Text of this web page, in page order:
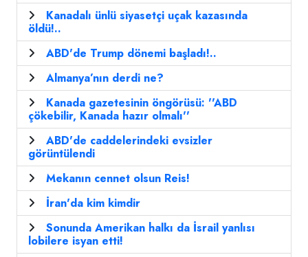
Kanadalı ünlü siyasetçi uçak kazasında
öldü!..
ABD'de Trump dönemi başladı!..
Almanya’nın derdi ne?
Kanada gazetesinin öngörüsü: ''ABD
çökebilir, Kanada hazır olmalı''
ABD'de caddelerindeki evsizler
görüntülendi
Mekanın cennet olsun Reis!
İran'da kim kimdir
Sonunda Amerikan halkı da İsrail yanlısı
lobilere isyan etti!